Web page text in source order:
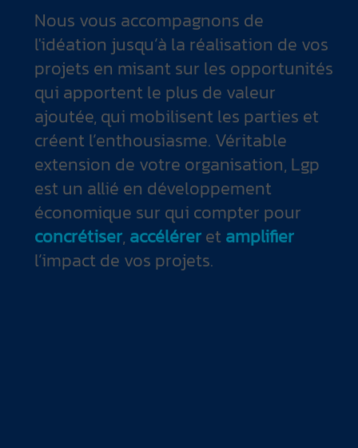
Nous vous accompagnons de
l'idéation jusqu’à la réalisation de vos
projets en misant sur les opportunités
qui apportent le plus de valeur
ajoutée, qui mobilisent les parties et
créent l’enthousiasme. Véritable
extension de votre organisation, Lgp
est un allié en développement
économique sur qui compter pour
concrétiser, accéléreret amplifier
l’impact de vos projets.